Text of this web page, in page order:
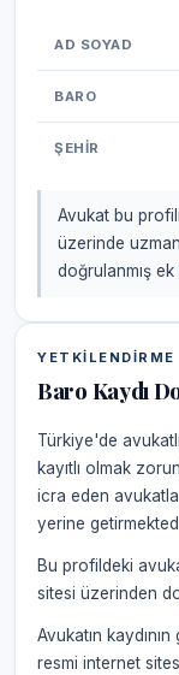
AD SOYAD
BARO
ŞEHIR
Avukat bu
üzerinde
doğrulanmış ek
YETKILENDIRME
Baro Kaydı
Türkiye'de
kayıtlı olmak
icra eden
yerine
Bu profildeki
sitesi üzerinden
Avukatın
resmi internet